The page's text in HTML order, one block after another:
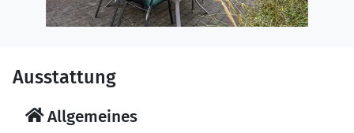
Sommerland ganz in der Nähe – mit Achterbahnen,
Wasserpark und Attraktionen für jedes Alter.
Ausstattung
Allgemeines